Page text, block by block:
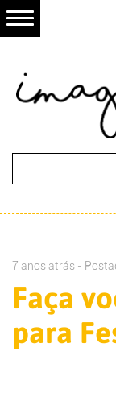
7 anos atrás -
Faça
para